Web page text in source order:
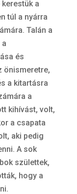
a
túl a nyárra
Talán a
és
önismeretre,
a kitartásra
a
kihívást, volt,
a csapata
aki pedig
A sok
születtek,
hogy a